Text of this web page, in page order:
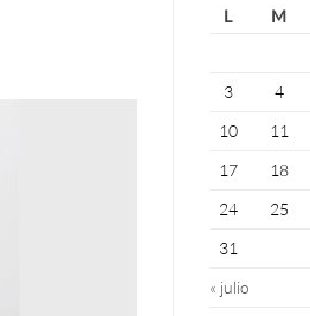
L M
3
4
10
11
17
18
24
25
31
« julio